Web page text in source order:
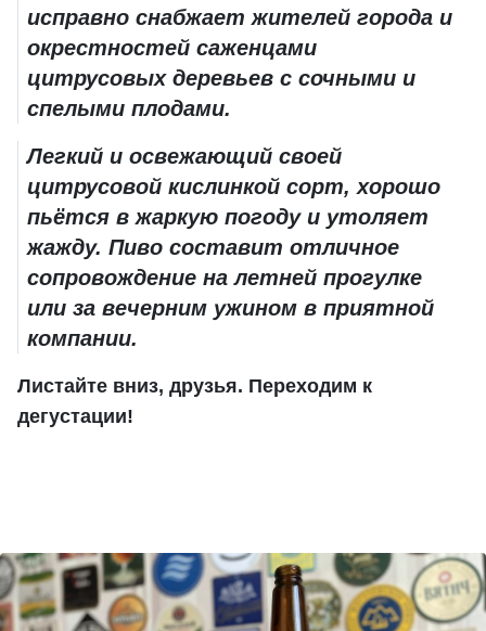
исправно снабжает жителей города и
окрестностей саженцами
цитрусовых деревьев с сочными и
спелыми плодами.
Легкий и освежающий своей
цитрусовой кислинкой сорт, хорошо
пьётся в жаркую погоду и утоляет
жажду. Пиво составит отличное
сопровождение на летней прогулке
или за вечерним ужином в приятной
компании.
Листайте вниз, друзья. Переходим к
дегустации!